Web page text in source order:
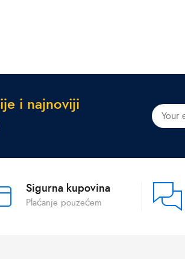
ije i najnoviji
Sigurna kupovina
Plaćanje pouzećem